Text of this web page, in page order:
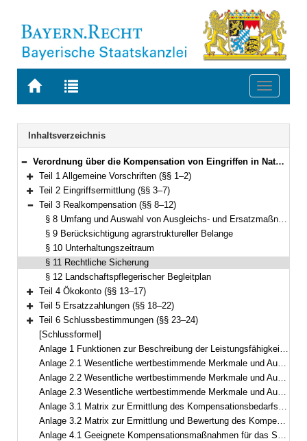
Zur
BAYERN.RECHT
Zur
letzten
Suche
Toggle
Navigation
Inhaltsverzeichnis
Bereich reduzieren
Verordnung über die Kompensation von Eingriffen in Natur und Landschaft (Bayerische Kompensationsverordnung – BayKompV) Vom 7. August 2013 (GVBl. S. 517) BayRS 791-1-4-U (§§ 1–24)
Bereich erweitern
Teil 1 Allgemeine Vorschriften (§§ 1–2)
Bereich erweitern
Teil 2 Eingriffsermittlung (§§ 3–7)
Bereich reduzieren
Teil 3 Realkompensation (§§ 8–12)
§ 8 Umfang und Auswahl von Ausgleichs- und Ersatzmaßnahmen
§ 9 Berücksichtigung agrarstruktureller Belange
§ 10 Unterhaltungszeitraum
§ 11 Rechtliche Sicherung
§ 12 Landschaftspflegerischer Begleitplan
Bereich erweitern
Teil 4 Ökokonto (§§ 13–17)
Bereich erweitern
Teil 5 Ersatzzahlungen (§§ 18–22)
Bereich erweitern
Teil 6 Schlussbestimmungen (§§ 23–24)
[Schlussformel]
Anlage 1 Funktionen zur Beschreibung der Leistungsfähigkeit des Naturhaushalts und des Landschaftsbilds sowie Kriterien zu deren Erfassung
Anlage 2.1 Wesentliche wertbestimmende Merkmale und Ausprägungen des Schutzguts Arten und Lebensräume
Anlage 2.2 Wesentliche wertbestimmende Merkmale und Ausprägungen des Schutzguts Landschaftsbild
Anlage 2.3 Wesentliche wertbestimmende Merkmale und Ausprägungen der Schutzgüter Boden, Wasser, Klima/Luft
Anlage 3.1 Matrix zur Ermittlung des Kompensationsbedarfs des Schutzguts Arten und Lebensräume in Wertpunkten
Anlage 3.2 Matrix zur Ermittlung und Bewertung des Kompensationsumfangs des Schutzguts Arten und Lebensräume in Wertpunkten
Anlage 4.1 Geeignete Kompensationsmaßnahmen für das Schutzgut Arten und Lebensräume